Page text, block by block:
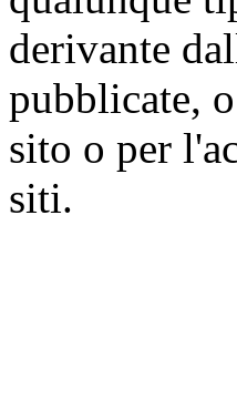
derivante
pubblicate,
sito o per
siti.